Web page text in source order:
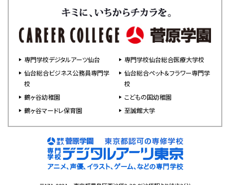
専門学校デジタルアーツ仙台
専門学校仙台総合医療大学校
仙台総合ビジネス公務員専門学
校
仙台総合ペット＆フラワー専門学
校
鶴ヶ谷幼稚園
こどもの国幼稚園
鶴ヶ谷マードレ保育園
至誠館大学